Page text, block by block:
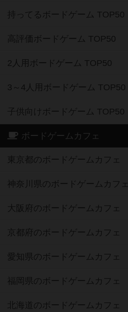
持ってるボードゲーム TOP50
高評価ボードゲーム TOP50
2人用ボードゲーム TOP50
3～4人用ボードゲーム TOP50
子供向けボードゲーム TOP50
ボードゲームカフェ
東京都のボードゲームカフェ
神奈川県のボードゲームカフェ
大阪府のボードゲームカフェ
京都府のボードゲームカフェ
愛知県のボードゲームカフェ
福岡県のボードゲームカフェ
北海道のボードゲームカフェ